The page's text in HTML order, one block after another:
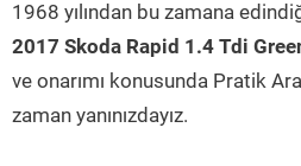
1968 yılından bu zamana
2017 Skoda Rapid 1.4 Tdi
ve onarımı konusunda Pratik
zaman yanınızdayız.